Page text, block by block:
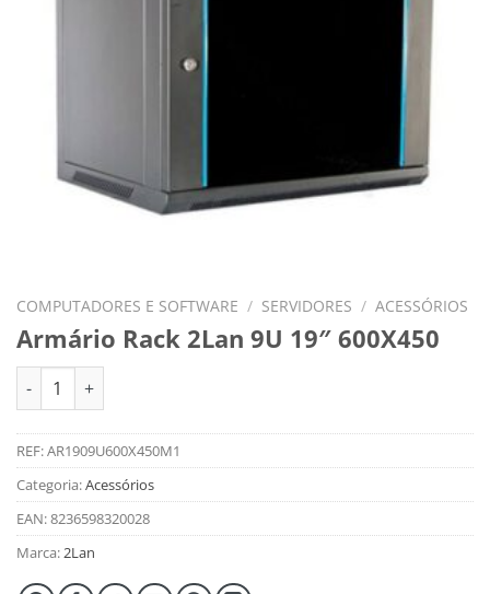
COMPUTADORES E SOFTWARE / SERVIDORES / ACESSÓRIOS
Armário Rack 2Lan 9U 19″ 600X450
Quantidade de Armário Rack 2Lan 9U 19" 600X450
REF:AR1909U600X450M1
Categoria:Acessórios
EAN:8236598320028
Marca:2Lan